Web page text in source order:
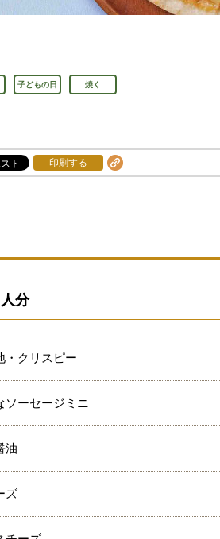
子どもの日 焼く
印刷する
分
・クリスピー
ソーセージミニ
油
ズ